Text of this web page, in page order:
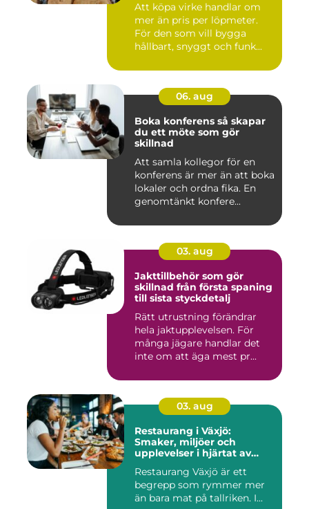
Att köpa virke handlar om
mer än pris per löpmeter.
För den som vill bygga
hållbart, snyggt och funk...
06. aug
Boka konferens så skapar
du ett möte som gör
skillnad
Att samla kollegor för en
konferens är mer än att boka
lokaler och ordna fika. En
genomtänkt konfere...
03. aug
Jakttillbehör som gör
skillnad från första spaning
till sista styckdetalj
Rätt utrustning förändrar
hela jaktupplevelsen. För
många jägare handlar det
inte om att äga mest pr...
03. aug
Restaurang i Växjö:
Smaker, miljöer och
upplevelser i hjärtat av
Restaurang Växjö är ett
begrepp som rymmer mer
än bara mat på tallriken. I...